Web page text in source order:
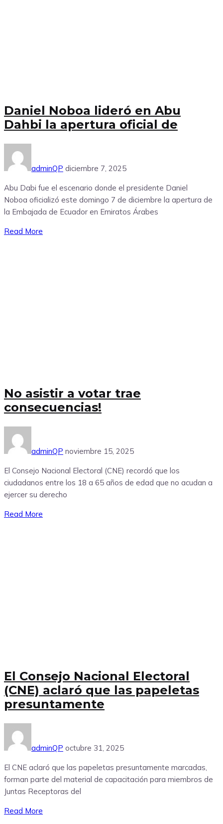
Daniel Noboa lideró en Abu
Dahbi la apertura oficial de
adminQP diciembre 7, 2025
Abu Dabi fue el escenario donde el presidente Daniel
Noboa oficializó este domingo 7 de diciembre la apertura de
la Embajada de Ecuador en Emiratos Árabes
Read More
No asistir a votar trae
consecuencias!
adminQP noviembre 15, 2025
El Consejo Nacional Electoral (CNE) recordó que los
ciudadanos entre los 18 a 65 años de edad que no acudan a
ejercer su derecho
Read More
El Consejo Nacional Electoral
(CNE) aclaró que las papeletas
presuntamente
adminQP octubre 31, 2025
El CNE aclaró que las papeletas presuntamente marcadas,
forman parte del material de capacitación para miembros de
Juntas Receptoras del
Read More